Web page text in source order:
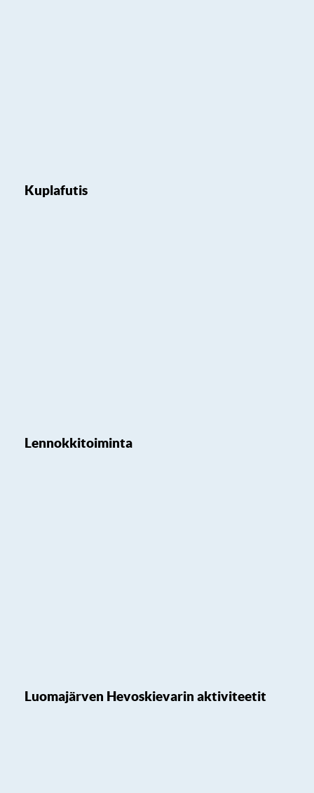
Kuplafutis
Lennokkitoiminta
Luomajärven Hevoskievarin aktiviteetit